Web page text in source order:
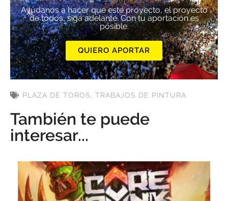
Ayúdanos a hacer que este proyecto, el proyecto
de todos, siga adelante. Con tu aportación es
posible.
QUIERO APORTAR
PLAZA DE TOROS, TRABAJOS DE PINTURA
También te puede
interesar...